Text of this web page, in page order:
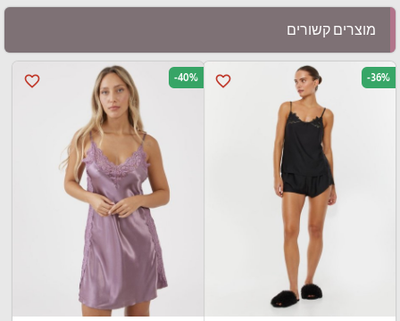
מוצרים קשורים
favorite_border -36%
favorite_border -40%